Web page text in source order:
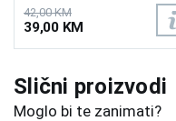
42,00 KM
39,00 KM
Slični proizvodi
Moglo bi te zanimati?